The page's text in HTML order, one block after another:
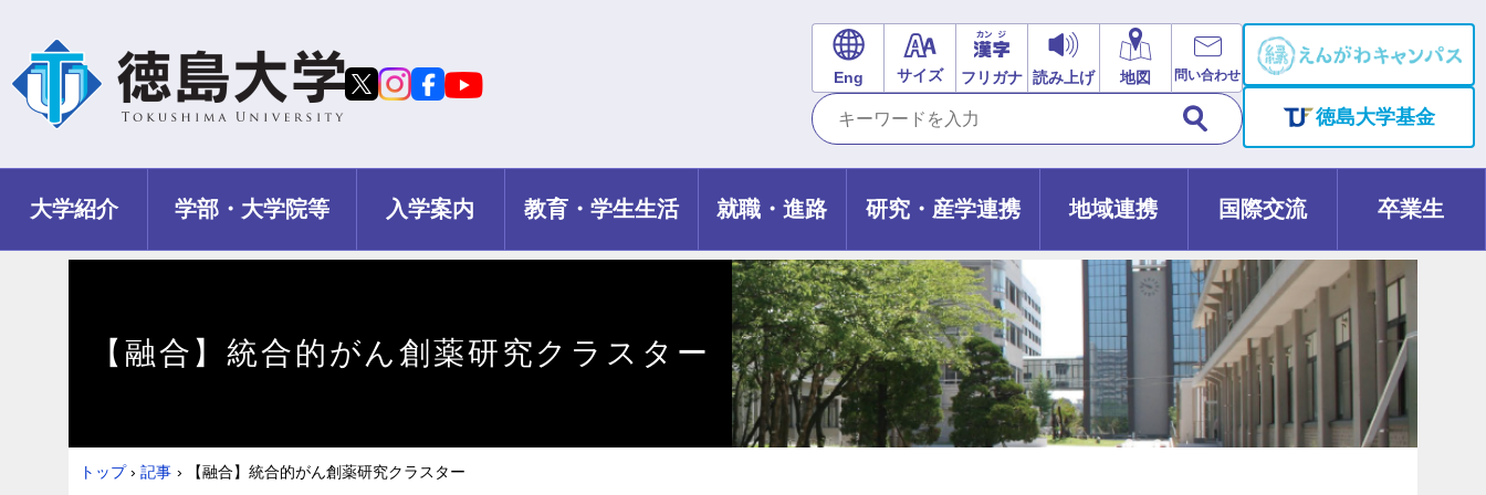
Eng サイズ フリガナ 読み上げ 地図 問い合わせ
徳島大学基金
大学紹介 学部・大学院等 入学案内 教育・学生生活 就職・進路 研究・産学連携 地域連携 国際交流 卒業生
【融合】統合的がん創薬研究クラスター
トップ › 記事 › 【融合】統合的がん創薬研究クラスター